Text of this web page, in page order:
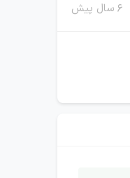
۶ سال پیش